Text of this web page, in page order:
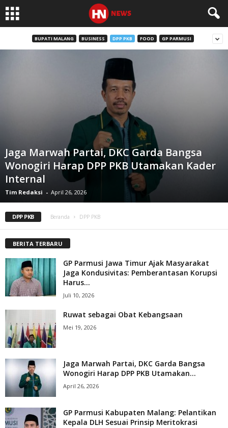
BUPATI MALANG BUSINESS DPP PKB FOOD GP PARMUSI
Jaga Marwah Partai, DKC Garda Bangsa
Wonogiri Harap DPP PKB Utamakan Kader
Internal
Tim Redaksi - April 26, 2026
DPP PKB Beranda DPP PKB
BERITA TERBARU
GP Parmusi Jawa Timur Ajak Masyarakat
Jaga Kondusivitas: Pemberantasan Korupsi
Harus...
Juli 10, 2026
Ruwat sebagai Obat Kebangsaan
Mei 19, 2026
Jaga Marwah Partai, DKC Garda Bangsa
Wonogiri Harap DPP PKB Utamakan...
April 26, 2026
GP Parmusi Kabupaten Malang: Pelantikan
Kepala DLH Sesuai Prinsip Meritokrasi